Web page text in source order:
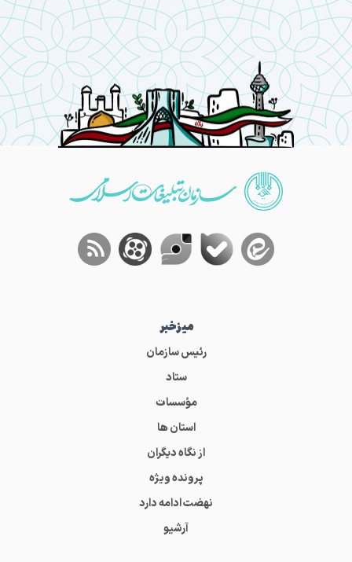
میز‌خبر
رئیس سازمان
ستاد
مؤسسات
استان ها
از نگاه دیگران
پرونده ویژه
نهضت ادامه دارد
آرشیو